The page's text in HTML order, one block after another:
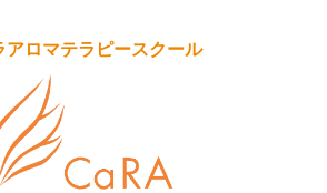
アロマテラピースクール